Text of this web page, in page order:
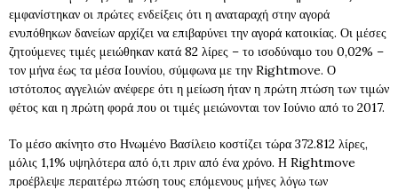
εμφανίστηκαν οι πρώτες ενδείξεις ότι η αναταραχή στην αγορά
ενυπόθηκων δανείων αρχίζει να επιβαρύνει την αγορά κατοικίας. Οι μέσες
ζητούμενες τιμές μειώθηκαν κατά 82 λίρες – το ισοδύναμο του 0,02% –
τον μήνα έως τα μέσα Ιουνίου, σύμφωνα με την Rightmove. Ο
ιστότοπος αγγελιών ανέφερε ότι η μείωση ήταν η πρώτη πτώση των τιμών
φέτος και η πρώτη φορά που οι τιμές μειώνονται τον Ιούνιο από το 2017.
Το μέσο ακίνητο στο Ηνωμένο Βασίλειο κοστίζει τώρα 372.812 λίρες,
μόλις 1,1% υψηλότερα από ό,τι πριν από ένα χρόνο. Η Rightmove
προέβλεψε περαιτέρω πτώση τους επόμενους μήνες λόγω των